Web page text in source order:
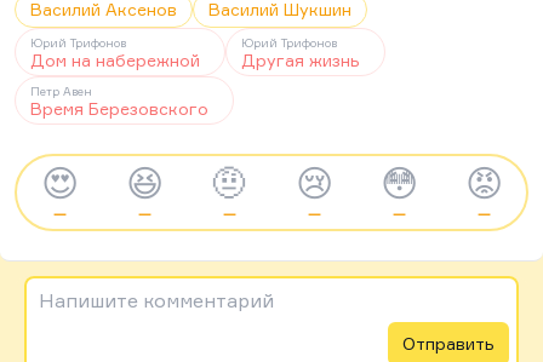
Василий Аксенов
Василий Шукшин
Юрий Трифонов
Дом на набережной
Юрий Трифонов
Другая жизнь
Петр Авен
Время Березовского
😍
—
😆
—
🤨
—
😢
—
😳
—
😡
—
Напишите комментарий
Отправить